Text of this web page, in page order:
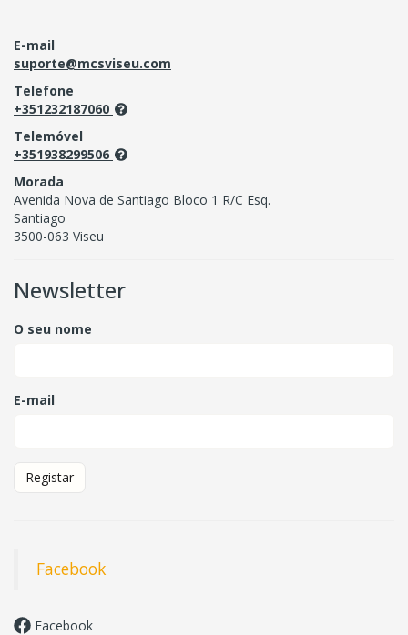
E-mail
suporte@mcsviseu.com
Telefone
+351232187060
Telemóvel
+351938299506
Morada
Avenida Nova de Santiago Bloco 1 R/C Esq.
Santiago
3500-063 Viseu
Newsletter
O seu nome
E-mail
Registar
Facebook
Facebook